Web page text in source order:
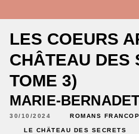
LES COEURS
CHÂTEAU DES
TOME 3)
MARIE-
30/10/2024 ROMANS
LE CHÂTEAU DES SECRETS